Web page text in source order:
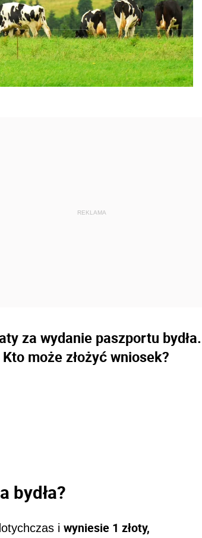
za wydanie paszportu bydła.
może złożyć wniosek?
bydła?
i wyniesie 1 złoty,